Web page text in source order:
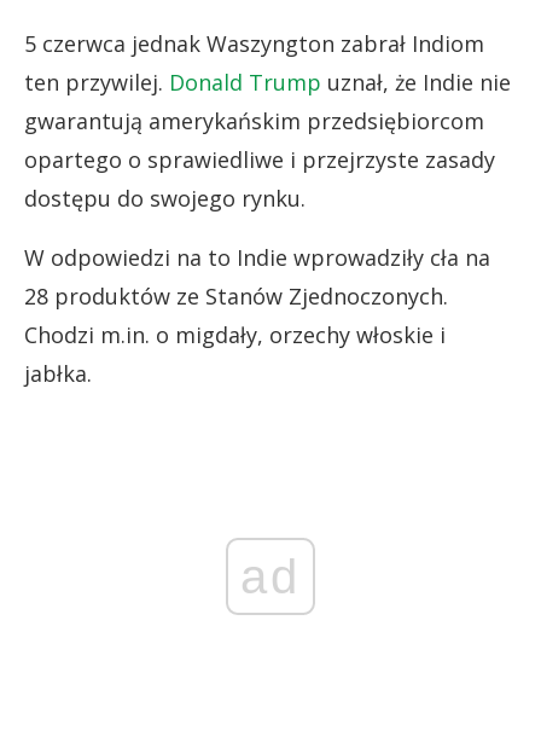
5 czerwca jednak Waszyngton zabrał Indiom
ten przywilej. Donald Trump uznał, że Indie nie
gwarantują amerykańskim przedsiębiorcom
opartego o sprawiedliwe i przejrzyste zasady
dostępu do swojego rynku.
W odpowiedzi na to Indie wprowadziły cła na
28 produktów ze Stanów Zjednoczonych.
Chodzi m.in. o migdały, orzechy włoskie i
jabłka.
ad